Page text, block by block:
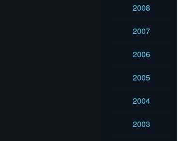
2008
2007
2006
2005
2004
2003